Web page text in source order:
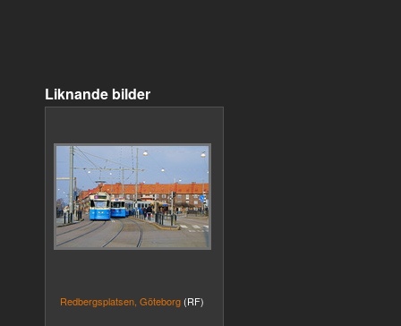
Liknande bilder
Redbergsplatsen, Göteborg (RF)